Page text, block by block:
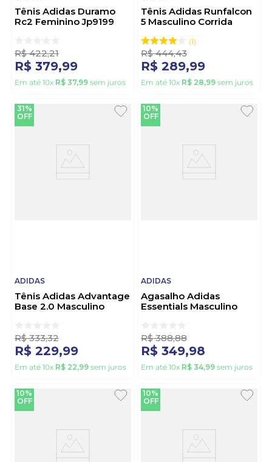
Tênis Adidas Duramo
Rc2 Feminino Jp9199
R$ 422,21
R$ 379,99
Em até 10x R$ 37,99 sem juros
Tênis Adidas Runfalcon
5 Masculino Corrida
1
R$ 444,43
R$ 289,99
Em até 10x R$ 28,99 sem juros
31%
OFF
ADIDAS
Tênis Adidas Advantage
Base 2.0 Masculino
R$ 333,32
R$ 229,99
Em até 10x R$ 22,99 sem juros
10%
OFF
ADIDAS
Agasalho Adidas
Essentials Masculino
R$ 388,88
R$ 349,98
Em até 10x R$ 34,99 sem juros
10%
OFF
10%
OFF